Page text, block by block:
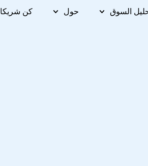
السوق حول كن شريكا